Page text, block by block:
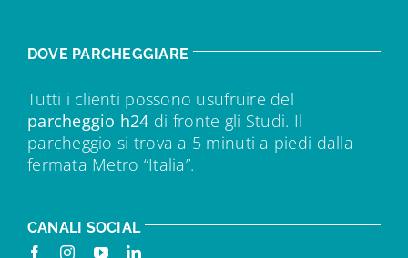
DOVE PARCHEGGIARE
Tutti i clienti possono usufruire del
parcheggio h24 di fronte gli Studi. Il
parcheggio si trova a 5 minuti a piedi dalla
fermata Metro “Italia”.
CANALI SOCIAL